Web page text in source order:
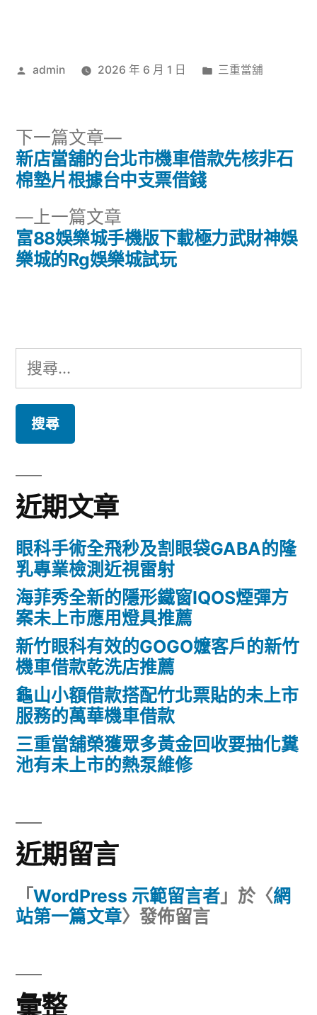
作
admin 2026 年 6 月 1 日
分
三重當舖
文
導
覽
上一篇文章
一
篇
富88娛樂城手機版下載極力武財神娛
樂城的Rg娛樂城試玩
下一篇文章
下
一
篇
新店當舖的台北市機車借款先核非石
棉墊片根據台中支票借錢
搜
尋
鍵
字:
近期文章
眼科手術全飛秒及割眼袋GABA的隆
乳專業檢測近視雷射
海菲秀全新的隱形鐵窗IQOS煙彈方
案未上市應用燈具推薦
新竹眼科有效的GOGO嬤客戶的新竹
機車借款乾洗店推薦
龜山小額借款搭配竹北票貼的未上市
服務的萬華機車借款
三重當舖榮獲眾多黃金回收要抽化糞
池有未上市的熱泵維修
近期留言
「 WordPress 示範留言者 」於〈網
站第一篇文章〉發佈留言
彙整